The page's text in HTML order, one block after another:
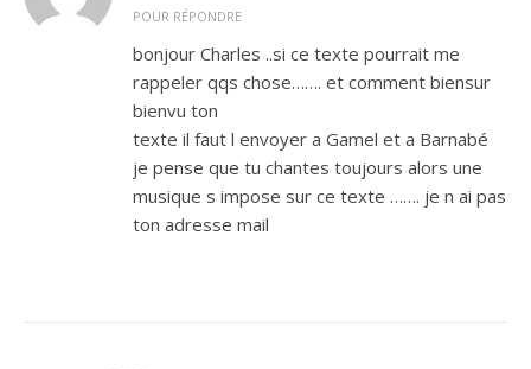
POUR RÉPONDRE
bonjour Charles ..si ce texte pourrait me
rappeler qqs chose……. et comment biensur
bienvu ton
texte il faut l envoyer a Gamel et a Barnabé
je pense que tu chantes toujours alors une
musique s impose sur ce texte ……. je n ai pas
ton adresse mail